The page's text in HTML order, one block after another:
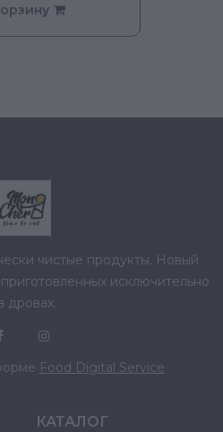
чистые продукты. Новый
исключительно
дровах.
Food Digital Service
КАТАЛОГ